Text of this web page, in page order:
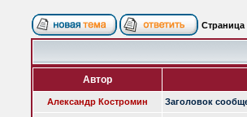
Страница
Автор
Александр Костромин Заголовок